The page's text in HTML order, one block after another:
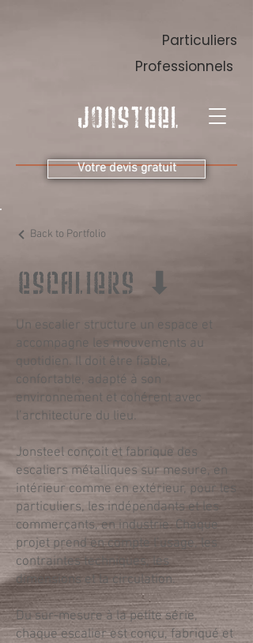
Votre devis gratuit
Particuliers
Professionnels
Back to Portfolio
ESCALIERS ⬇︎
Un escalier structure un espace et
accompagne les mouvements au
quotidien. Il doit être fiable,
confortable, adapté à son
environnement et cohérent avec
l’architecture du lieu.
Jonsteel conçoit et fabrique des
escaliers métalliques sur mesure, en
intérieur comme en extérieur, pour les
particuliers, les indépendants et les
commerçants, en industrie. Chaque
projet prend en compte l’usage, les
contraintes techniques, les
dimensions et la circulation.
Du sur-mesure à la petite série,
chaque escalier est conçu, fabriqué et